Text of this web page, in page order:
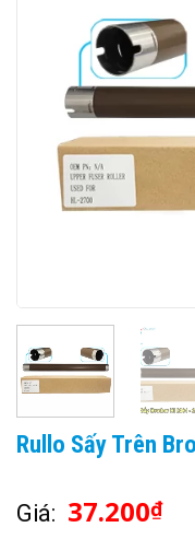
Rullo Sấy Trên
Giá: 37.200₫